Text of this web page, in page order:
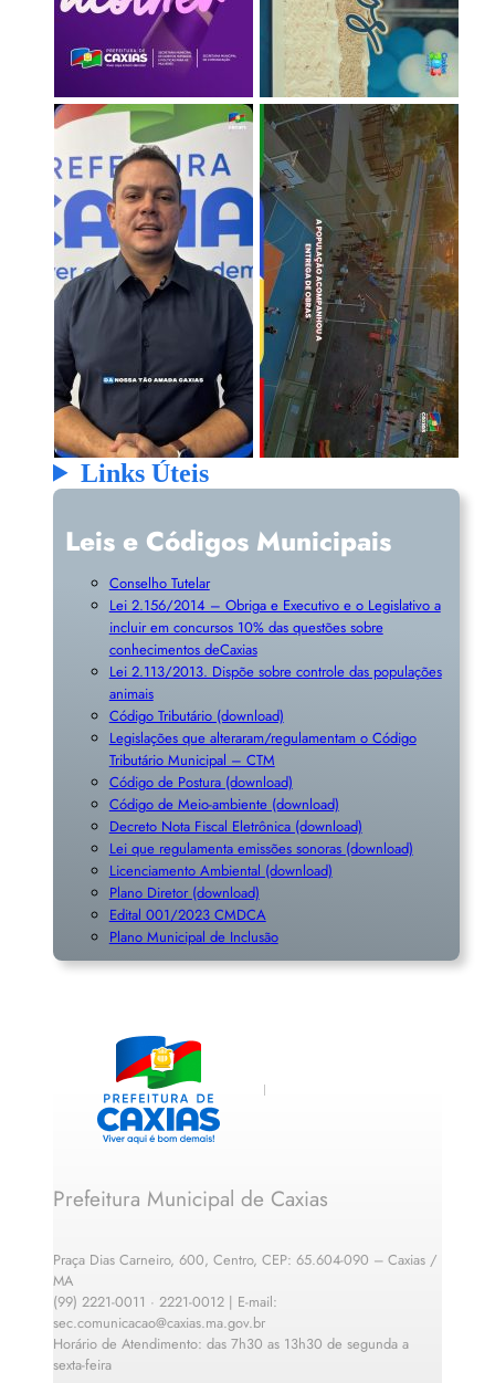
Links Úteis
Leis e Códigos Municipais
Conselho Tutelar
Lei 2.156/2014 – Obriga e Executivo e o Legislativo a
incluir em concursos 10% das questões sobre
conhecimentos deCaxias
Lei 2.113/2013. Dispõe sobre controle das populações
animais
Código Tributário (download)
Legislações que alteraram/regulamentam o Código
Tributário Municipal – CTM
Código de Postura (download)
Código de Meio-ambiente (download)
Decreto Nota Fiscal Eletrônica (download)
Lei que regulamenta emissões sonoras (download)
Licenciamento Ambiental (download)
Plano Diretor (download)
Edital 001/2023 CMDCA
Plano Municipal de Inclusão
Prefeitura Municipal de Caxias
Praça Dias Carneiro, 600, Centro, CEP: 65.604-090 – Caxias /
MA
(99) 2221-0011 · 2221-0012 | E-mail:
sec.comunicacao@caxias.ma.gov.br
Horário de Atendimento: das 7h30 as 13h30 de segunda a
sexta-feira